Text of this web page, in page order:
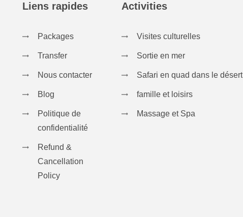
Liens rapides
Packages
Transfer
Nous contacter
Blog
Politique de
confidentialité
Refund &
Cancellation
Policy
Activities
Visites culturelles
Sortie en mer
Safari en quad dans le désert
famille et loisirs
Massage et Spa